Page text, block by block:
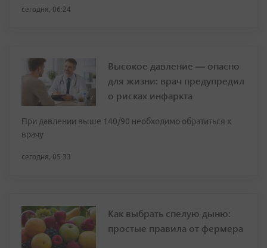
сегодня, 06:24
Высокое давление — опасно
для жизни: врач предупредил
о рисках инфаркта
При давлении выше 140/90 необходимо обратиться к
врачу
сегодня, 05:33
Как выбрать спелую дыню:
простые правила от фермера